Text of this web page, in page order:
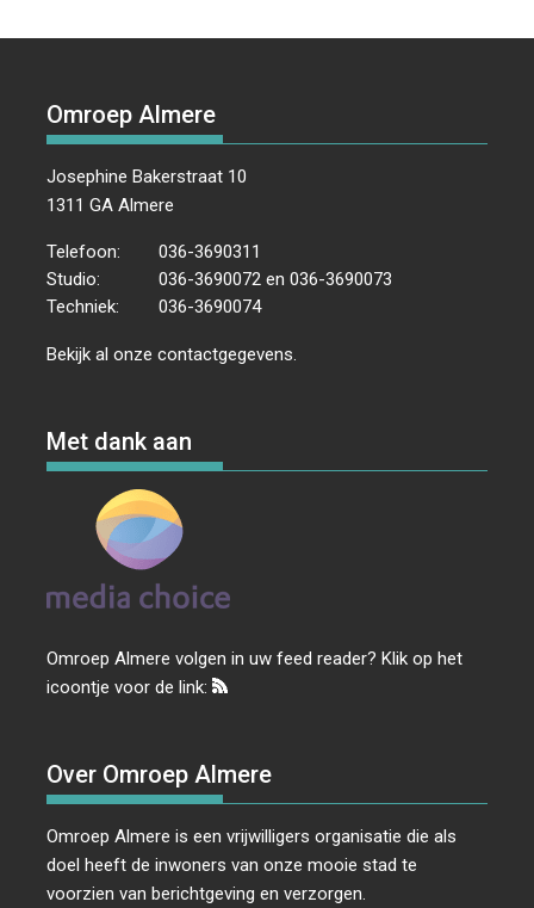
Omroep Almere
Josephine Bakerstraat 10
1311 GA Almere
Telefoon:
036-3690311
Studio:
036-3690072 en 036-3690073
Techniek:
036-3690074
Bekijk al onzecontactgegevens
Met dank aan
Omroep Almere volgen in uw feed reader? Klik op het
icoontje voor de link:
Over Omroep Almere
Omroep Almere is een vrijwilligers organisatie die als
doel heeft de inwoners van onze mooie stad te
voorzien van berichtgeving en verzorgen.